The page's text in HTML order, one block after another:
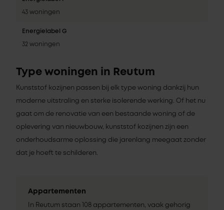
43 woningen
Energielabel G
32 woningen
Type woningen in Reutum
Kunststof kozijnen passen bij elk type woning dankzij hun
moderne uitstraling en sterke isolerende werking. Of het nu
gaat om de renovatie van een bestaande woning of de
oplevering van nieuwbouw, kunststof kozijnen zijn een
onderhoudsarme oplossing die jarenlang meegaat zonder
dat je hoeft te schilderen.
Appartementen
In Reutum staan 108 appartementen, vaak gehorig